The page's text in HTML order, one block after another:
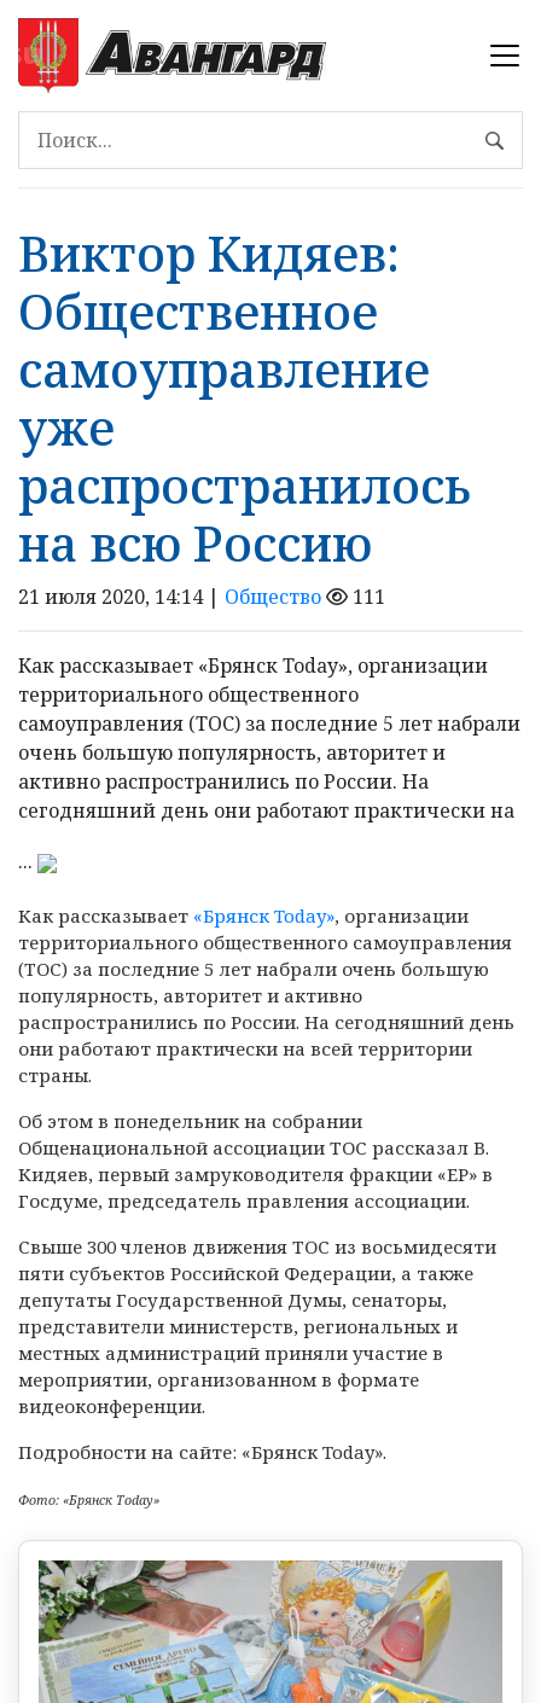
Виктор Кидяев:
Общественное
самоуправление
уже
распространилось
на всю Россию
21 июля 2020, 14:14 | Общество 111
Как рассказывает «Брянск Today», организации
территориального общественного
самоуправления (ТОС) за последние 5 лет набрали
очень большую популярность, авторитет и
активно распространились по России. На
сегодняшний день они работают практически на
...
Как рассказывает «Брянск Today», организации
территориального общественного самоуправления
(ТОС) за последние 5 лет набрали очень большую
популярность, авторитет и активно
распространились по России. На сегодняшний день
они работают практически на всей территории
страны.
Об этом в понедельник на собрании
Общенациональной ассоциации ТОС рассказал В.
Кидяев, первый замруководителя фракции «ЕР» в
Госдуме, председатель правления ассоциации.
Свыше 300 членов движения ТОС из восьмидесяти
пяти субъектов Российской Федерации, а также
депутаты Государственной Думы, сенаторы,
представители министерств, региональных и
местных администраций приняли участие в
мероприятии, организованном в формате
видеоконференции.
Подробности на сайте: «Брянск Today».
Фото: «Брянск Today»